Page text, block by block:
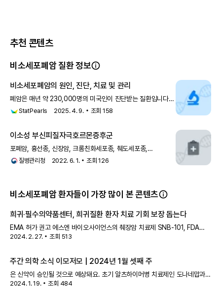
추천 콘텐츠
비소세포폐암 질환 정보
비소세포폐암의 원인, 진단, 치료 및 관리
폐암은 매년 약 230,000명의 미국인이 진단받는 질환입니다.
사망자는 연간 약 135,000명으로 추정됩니다. 폐암으로 인한
StatPearls 2025. 4. 9. 조회 158
이소성 부신피질자극호르몬증후군
포폐암, 흉선종, 신장암, 크롬친화세포종, 췌도세포종,
갑상선수질암, 이하전종양, 전립선암2) 드문 종양:
질병관리청 2022. 6. 1. 조회126
비소세포폐암 환자들이 가장 많이 본 콘텐츠
희귀·필수의약품센터, 희귀질환 환자 치료 기회 보장 돕는다
EMA 허가 권고 에스엔 바이오사이언스의 췌장암 치료제 SNB-101, FDA
희귀의약품 지정 에이비온, 비소세포폐암 치료제 바바메킵 임상 2상에 국내
2024. 2. 27. 조회 513
주간 의학 소식 이모저모 | 2024년 1월 셋째 주
은 신약이 승인될 것으로 예상돼요. 초기 알츠하이머병 치료제인 도나네맙과
폐동맥고혈압 치료제인 소타터셉트, 비소세포폐암 치료제인 파트리투맙
2024. 1. 19. 조회 484